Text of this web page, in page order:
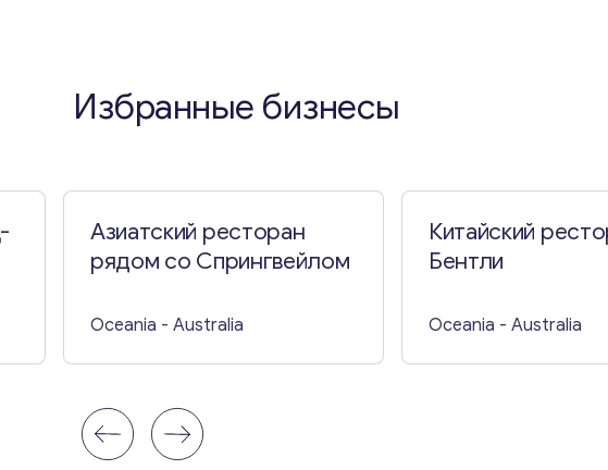
Избранные бизнесы
Азиатский ресторан
рядом со Спрингвейлом
Oceania - Australia
Китайский
Бентли
Oceania - Australia